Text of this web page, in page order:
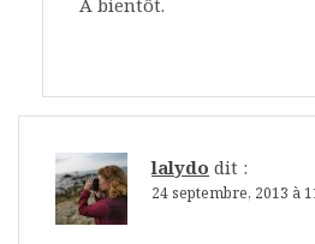
A bientôt.
lalydo dit :
24 septembre, 2013 à